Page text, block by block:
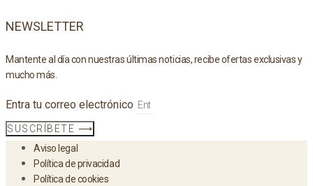
NEWSLETTER
Mantente al día con nuestras últimas noticias, recibe ofertas exclusivas y
mucho más.
Entra tu correo electrónico
SUSCRÍBETE ⟶
Aviso legal
Política de privacidad
Política de cookies